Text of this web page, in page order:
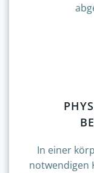
In einer
notwendigen